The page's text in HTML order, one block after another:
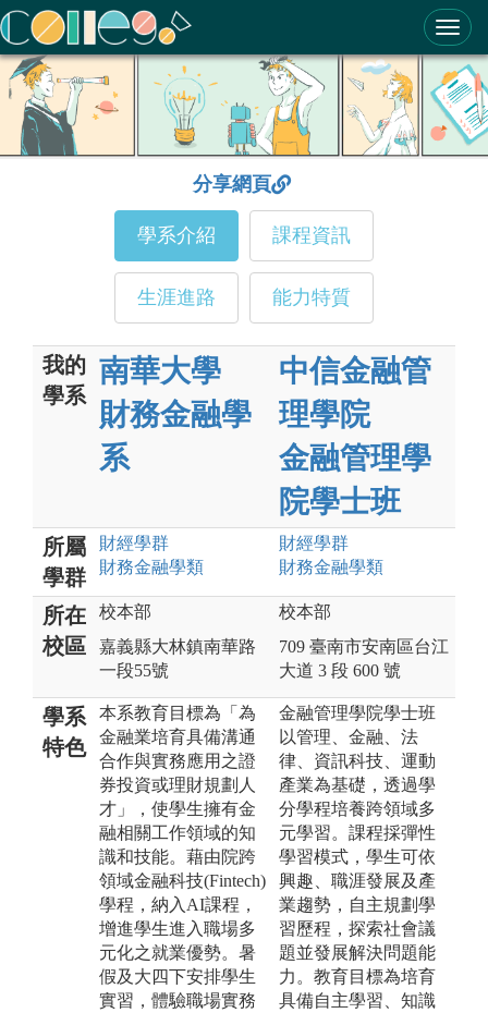
ColleGo! 大學選才與高中育才輔助系統
分享網頁
學系介紹 課程資訊
生涯進路 能力特質
我的
學系
南華大學
財務金融學
系
中信金融管
理學院
金融管理學
院學士班
所屬
學群
財經學群
財務金融學類
財經學群
財務金融學類
所在
校區
校本部
嘉義縣大林鎮南華路
一段55號
校本部
709 臺南市安南區台江
大道 3 段 600 號
學系
特色
本系教育目標為「為
金融業培育具備溝通
合作與實務應用之證
券投資或理財規劃人
才」，使學生擁有金
融相關工作領域的知
識和技能。藉由院跨
領域金融科技(Fintech)
學程，納入AI課程，
增進學生進入職場多
元化之就業優勢。暑
假及大四下安排學生
實習，體驗職場實務
金融管理學院學士班
以管理、金融、法
律、資訊科技、運動
產業為基礎，透過學
分學程培養跨領域多
元學習。課程採彈性
學習模式，學生可依
興趣、職涯發展及產
業趨勢，自主規劃學
習歷程，探索社會議
題並發展解決問題能
力。教育目標為培育
具備自主學習、知識